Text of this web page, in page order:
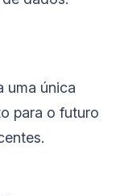
uma única
para o futuro